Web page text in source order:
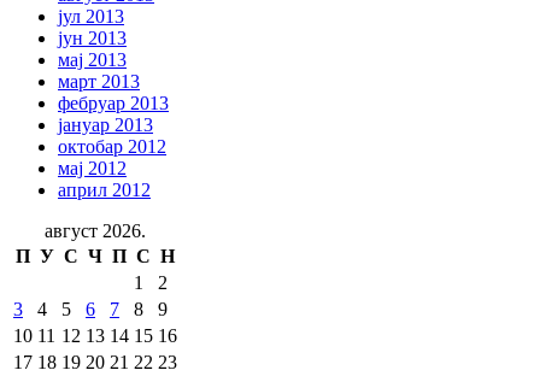
јул 2013
јун 2013
мај 2013
март 2013
фебруар 2013
јануар 2013
октобар 2012
мај 2012
април 2012
август 2026.
П У С Ч П С Н
1
2
3
4 5 6 7 8
9
10 11 12 13 14 15 16
17 18 19 20 21 22 23